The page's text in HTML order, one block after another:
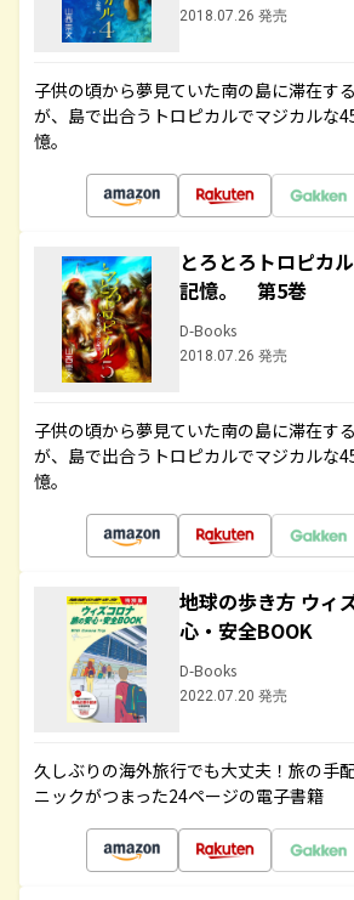
2018.07.26 発売
子供の頃から夢見ていた南の島に滞在す
が、島で出合うトロピカルでマジカルな
憶。
とろとろトロピカ
記憶。 第5巻
D-Books
2018.07.26 発売
子供の頃から夢見ていた南の島に滞在す
が、島で出合うトロピカルでマジカルな
憶。
地球の歩き方 ウィ
心・安全BOOK
D-Books
2022.07.20 発売
久しぶりの海外旅行でも大丈夫！旅の手
ニックがつまった24ページの電子書籍